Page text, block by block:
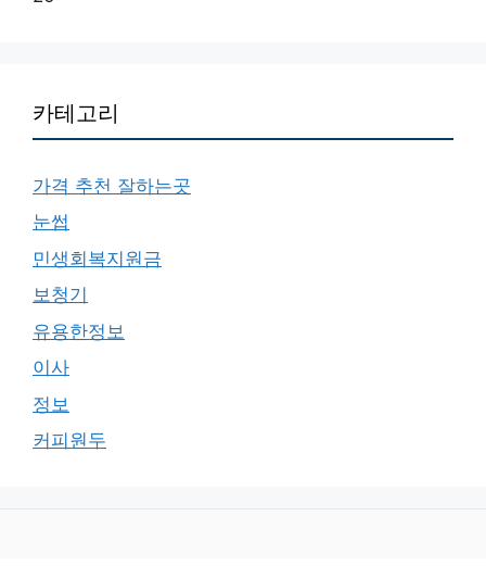
카테고리
가격 추천 잘하는곳
눈썹
민생회복지원금
보청기
유용한정보
이사
정보
커피원두